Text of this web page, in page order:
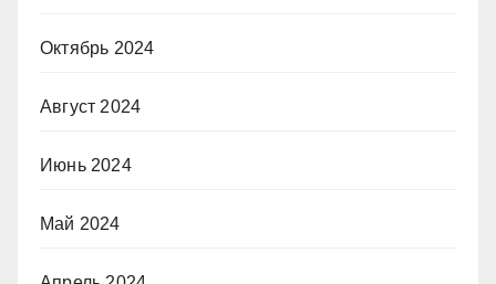
Октябрь 2024
Август 2024
Июнь 2024
Май 2024